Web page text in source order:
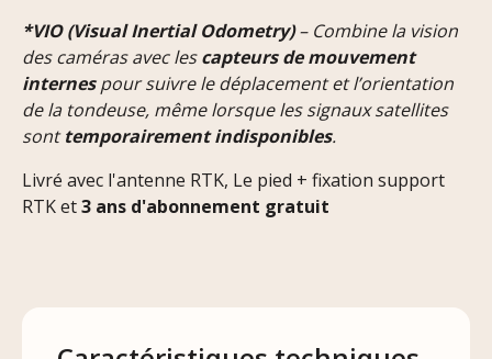
*VIO (Visual Inertial Odometry)– Combine la vision
des caméras avec lescapteurs de mouvement
internespour suivre le déplacement et l’orientation
de la tondeuse, même lorsque les signaux satellites
sonttemporairement indisponibles.
Livré avec l'antenne RTK, Le pied + fixation support
RTK et3 ans d'abonnement gratuit